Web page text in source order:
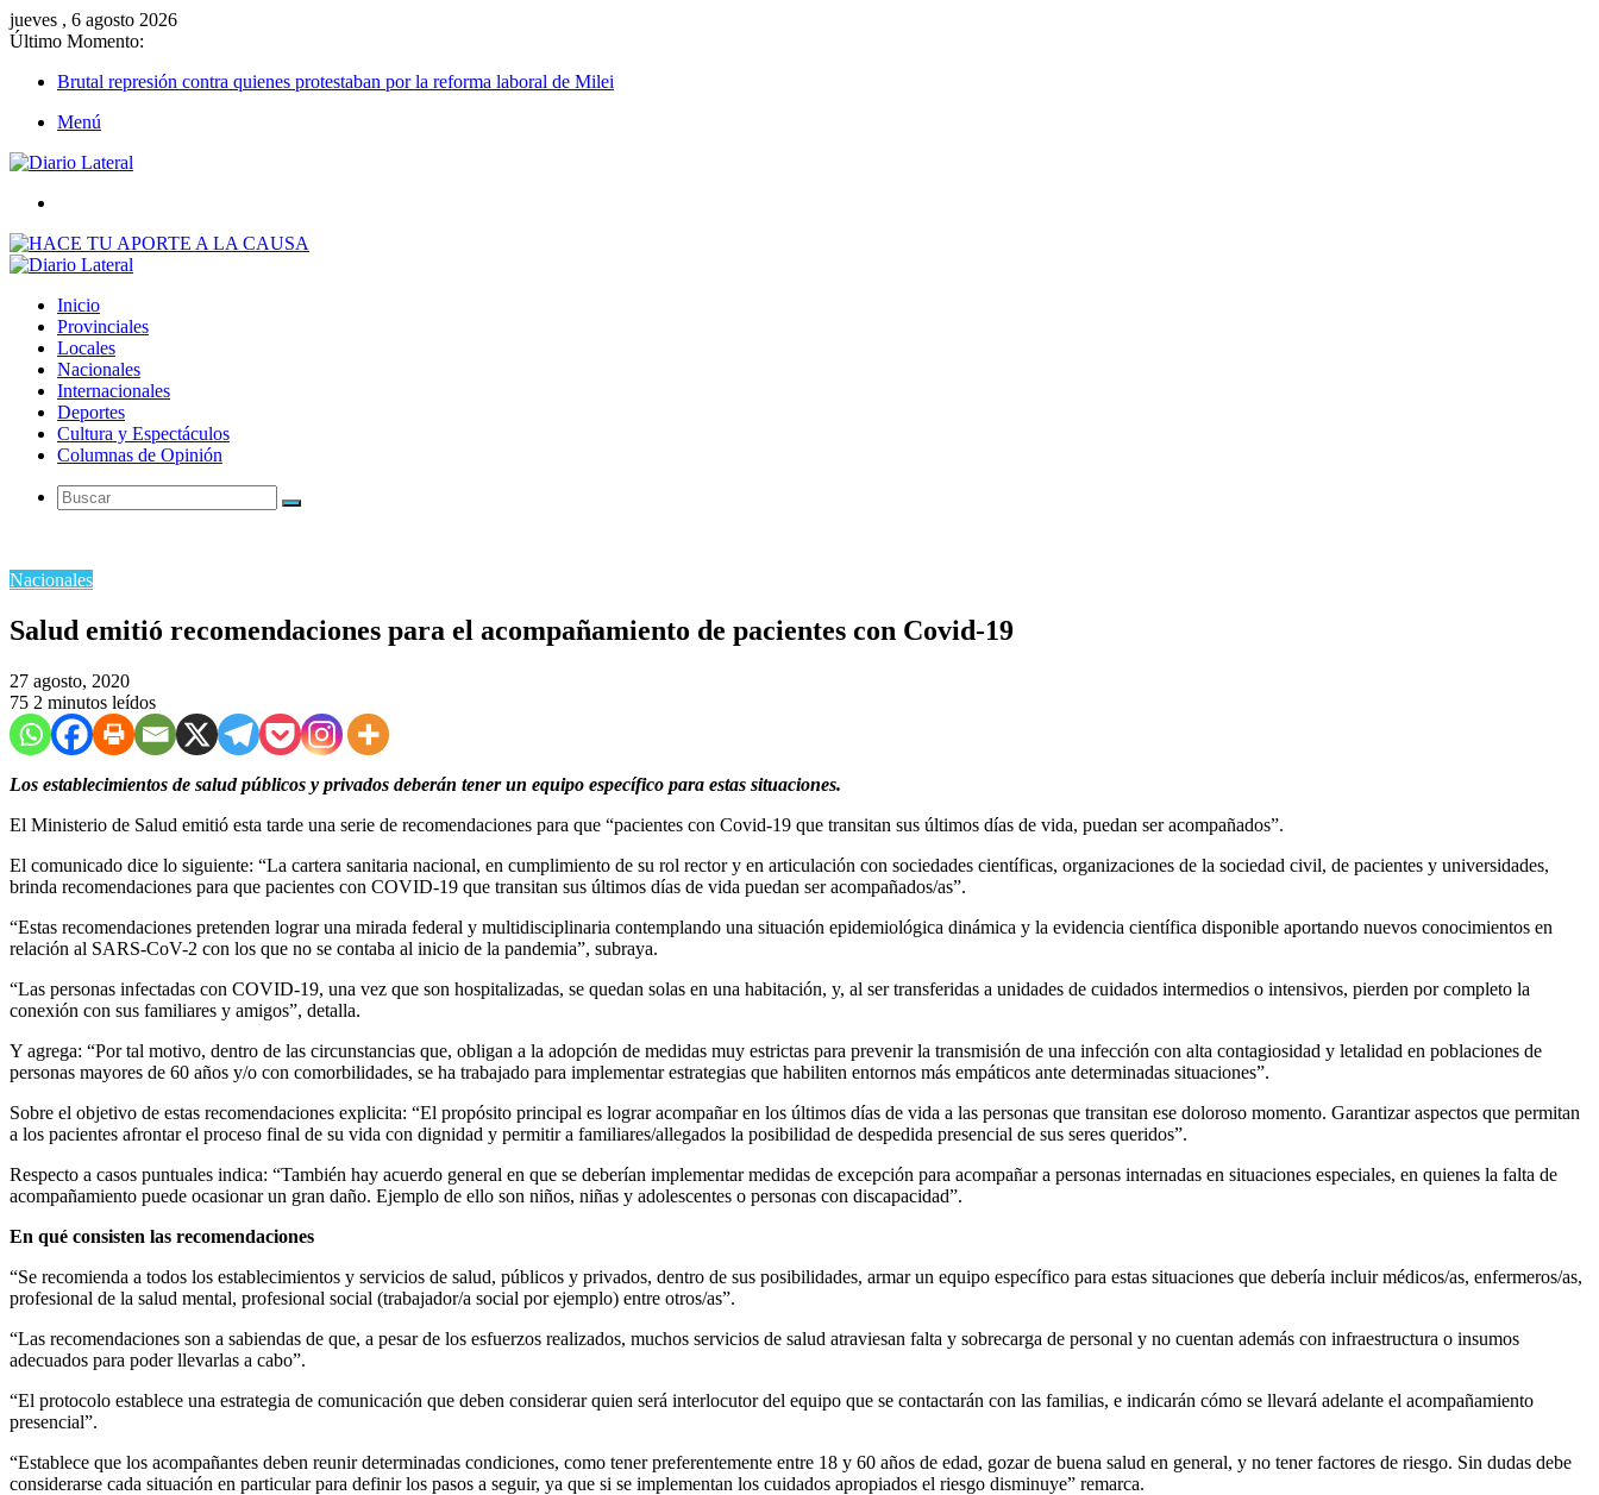
jueves , 6 agosto 2026
Último Momento:
Brutal represión contra quienes protestaban por la reforma laboral de Milei
Menú
Inicio
Provinciales
Locales
Nacionales
Internacionales
Deportes
Cultura y Espectáculos
Columnas de Opinión
Buscar
Nacionales
Salud emitió recomendaciones para el acompañamiento de pacientes con Covid-19
27 agosto, 2020
75 2 minutos leídos
Los establecimientos de salud públicos y privados deberán tener un equipo específico para estas situaciones.
El Ministerio de Salud emitió esta tarde una serie de recomendaciones para que “pacientes con Covid-19 que transitan sus últimos días de vida, puedan ser acompañados”.
El comunicado dice lo siguiente: “La cartera sanitaria nacional, en cumplimiento de su rol rector y en articulación con sociedades científicas, organizaciones de la sociedad civil, de pacientes y universidades,
brinda recomendaciones para que pacientes con COVID-19 que transitan sus últimos días de vida puedan ser acompañados/as”.
“Estas recomendaciones pretenden lograr una mirada federal y multidisciplinaria contemplando una situación epidemiológica dinámica y la evidencia científica disponible aportando nuevos conocimientos en
relación al SARS-CoV-2 con los que no se contaba al inicio de la pandemia”, subraya.
“Las personas infectadas con COVID-19, una vez que son hospitalizadas, se quedan solas en una habitación, y, al ser transferidas a unidades de cuidados intermedios o intensivos, pierden por completo la
conexión con sus familiares y amigos”, detalla.
Y agrega: “Por tal motivo, dentro de las circunstancias que, obligan a la adopción de medidas muy estrictas para prevenir la transmisión de una infección con alta contagiosidad y letalidad en poblaciones de
personas mayores de 60 años y/o con comorbilidades, se ha trabajado para implementar estrategias que habiliten entornos más empáticos ante determinadas situaciones”.
Sobre el objetivo de estas recomendaciones explicita: “El propósito principal es lograr acompañar en los últimos días de vida a las personas que transitan ese doloroso momento. Garantizar aspectos que permitan
a los pacientes afrontar el proceso final de su vida con dignidad y permitir a familiares/allegados la posibilidad de despedida presencial de sus seres queridos”.
Respecto a casos puntuales indica: “También hay acuerdo general en que se deberían implementar medidas de excepción para acompañar a personas internadas en situaciones especiales, en quienes la falta de
acompañamiento puede ocasionar un gran daño. Ejemplo de ello son niños, niñas y adolescentes o personas con discapacidad”.
En qué consisten las recomendaciones
“Se recomienda a todos los establecimientos y servicios de salud, públicos y privados, dentro de sus posibilidades, armar un equipo específico para estas situaciones que debería incluir médicos/as, enfermeros/as,
profesional de la salud mental, profesional social (trabajador/a social por ejemplo) entre otros/as”.
“Las recomendaciones son a sabiendas de que, a pesar de los esfuerzos realizados, muchos servicios de salud atraviesan falta y sobrecarga de personal y no cuentan además con infraestructura o insumos
adecuados para poder llevarlas a cabo”.
“El protocolo establece una estrategia de comunicación que deben considerar quien será interlocutor del equipo que se contactarán con las familias, e indicarán cómo se llevará adelante el acompañamiento
presencial”.
“Establece que los acompañantes deben reunir determinadas condiciones, como tener preferentemente entre 18 y 60 años de edad, gozar de buena salud en general, y no tener factores de riesgo. Sin dudas debe
considerarse cada situación en particular para definir los pasos a seguir, ya que si se implementan los cuidados apropiados el riesgo disminuye” remarca.